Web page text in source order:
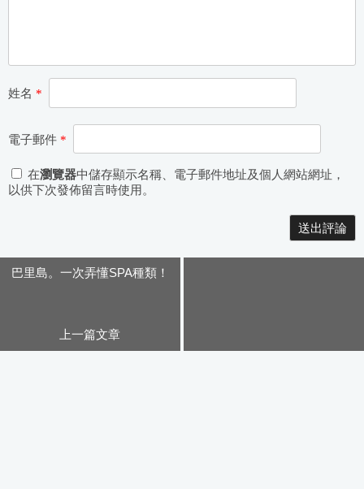
姓名 *
電子郵件 *
在瀏覽器中儲存顯示名稱、電子郵件地址及個人網站網址，
以供下次發佈留言時使用。
巴里島。一次弄懂SPA種類！
上一篇文章